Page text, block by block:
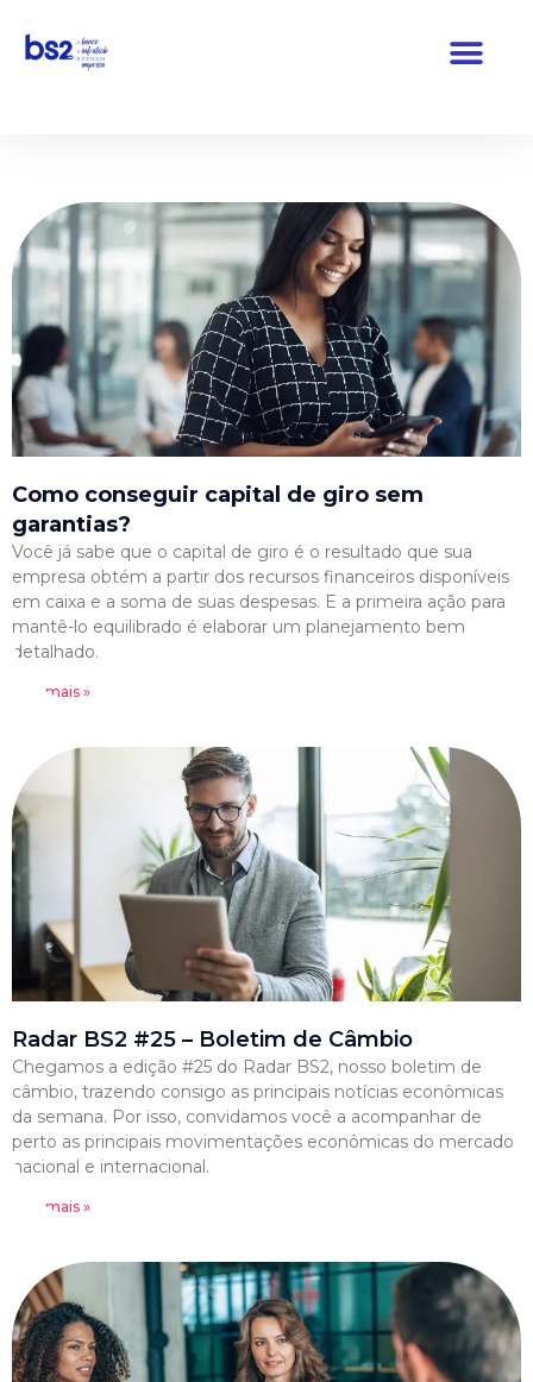
Pular
Como conseguir capital de giro sem
garantias?
Você já sabe que o capital de giro é o resultado que sua
empresa obtém a partir dos recursos financeiros disponíveis
em caixa e a soma de suas despesas. E a primeira ação para
mantê-lo equilibrado é elaborar um planejamento bem
detalhado.
Leia mais »
Radar BS2 #25 – Boletim de Câmbio
Chegamos a edição #25 do Radar BS2, nosso boletim de
câmbio, trazendo consigo as principais notícias econômicas
da semana. Por isso, convidamos você a acompanhar de
perto as principais movimentações econômicas do mercado
nacional e internacional.
Leia mais »